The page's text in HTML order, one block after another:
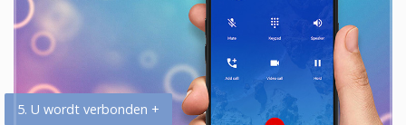
5. U wordt verbonden +